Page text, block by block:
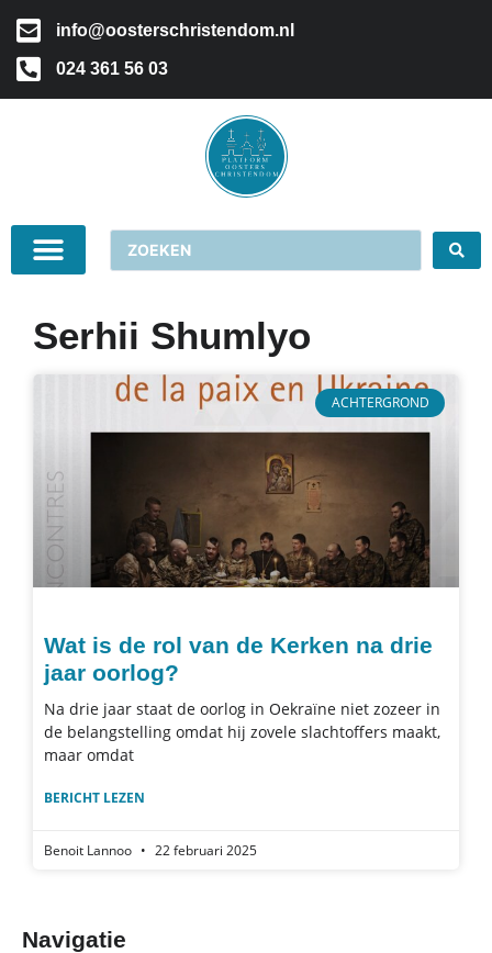
info@oosterschristendom.nl
024 361 56 03
Serhii Shumlyo
ACHTERGROND
Wat is de rol van de Kerken na drie
jaar oorlog?
Na drie jaar staat de oorlog in Oekraïne niet zozeer in
de belangstelling omdat hij zovele slachtoffers maakt,
maar omdat
BERICHT LEZEN
Benoit Lannoo 22 februari 2025
Navigatie